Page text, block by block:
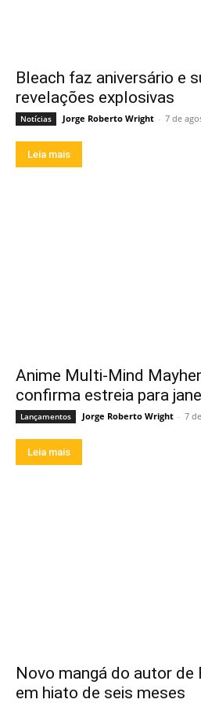
Bleach faz aniversário e
revelações explosivas
Notícias Jorge Roberto Wright - 7 de
Leia mais
Anime Multi-Mind
confirma estreia para
Lançamentos Jorge Roberto Wright - 7
Leia mais
Novo mangá do autor de
em hiato de seis meses